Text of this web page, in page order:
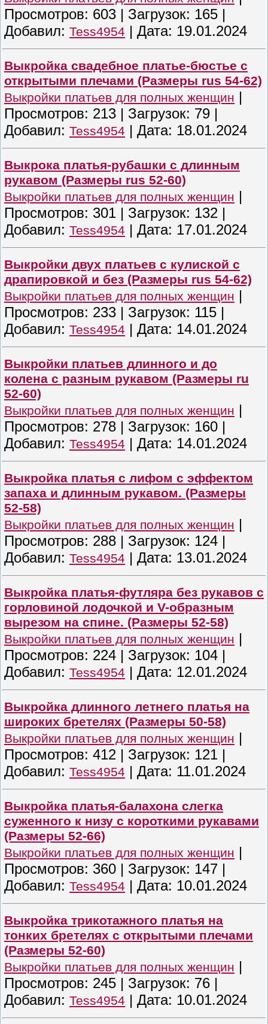
Просмотров: 603 | Загрузок: 165 |
Добавил: Tess4954 | Дата: 19.01.2024
Выкройка свадебное платье-бюстье с
открытыми плечами (Размеры rus 54-62)
Выкройки платьев для полных женщин |
Просмотров: 213 | Загрузок: 79 |
Добавил: Tess4954 | Дата: 18.01.2024
Выкрока платья-рубашки с длинным
рукавом (Размеры rus 52-60)
Выкройки платьев для полных женщин |
Просмотров: 301 | Загрузок: 132 |
Добавил: Tess4954 | Дата: 17.01.2024
Выкройки двух платьев с кулиской с
драпировкой и без (Размеры rus 54-62)
Выкройки платьев для полных женщин |
Просмотров: 233 | Загрузок: 115 |
Добавил: Tess4954 | Дата: 14.01.2024
Выкройки платьев длинного и до
колена с разным рукавом (Размеры ru
52-60)
Выкройки платьев для полных женщин |
Просмотров: 278 | Загрузок: 160 |
Добавил: Tess4954 | Дата: 14.01.2024
Выкройка платья с лифом с эффектом
запаха и длинным рукавом. (Размеры
52-58)
Выкройки платьев для полных женщин |
Просмотров: 288 | Загрузок: 124 |
Добавил: Tess4954 | Дата: 13.01.2024
Выкройка платья-футляра без рукавов с
горловиной лодочкой и V-образным
вырезом на спине. (Размеры 52-58)
Выкройки платьев для полных женщин |
Просмотров: 224 | Загрузок: 104 |
Добавил: Tess4954 | Дата: 12.01.2024
Выкройка длинного летнего платья на
широких бретелях (Размеры 50-58)
Выкройки платьев для полных женщин |
Просмотров: 412 | Загрузок: 121 |
Добавил: Tess4954 | Дата: 11.01.2024
Выкройка платья-балахона слегка
суженного к низу с короткими рукавами
(Размеры 52-66)
Выкройки платьев для полных женщин |
Просмотров: 360 | Загрузок: 147 |
Добавил: Tess4954 | Дата: 10.01.2024
Выкройка трикотажного платья на
тонких бретелях с открытыми плечами
(Размеры 52-60)
Выкройки платьев для полных женщин |
Просмотров: 245 | Загрузок: 76 |
Добавил: Tess4954 | Дата: 10.01.2024